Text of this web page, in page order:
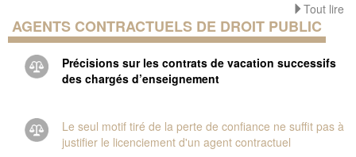
Tout lire
AGENTS CONTRACTUELS DE DROIT PUBLIC
Précisions sur les contrats de vacation successifs
des chargés d’enseignement
Le seul motif tiré de la perte de confiance ne suffit pas à
justifier le licenciement d'un agent contractuel